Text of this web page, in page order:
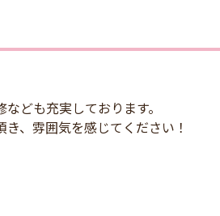
ども充実しております。
き、雰囲気を感じてください！